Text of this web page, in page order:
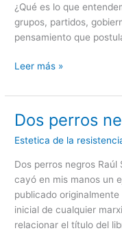
¿Qué es lo que
grupos, partidos,
pensamiento que
Leer más »
Dos perros
Estetica de la
Dos perros negros Raúl
cayó en mis manos un
publicado
inicial de cualquier
relacionar el título del
Dos
negros